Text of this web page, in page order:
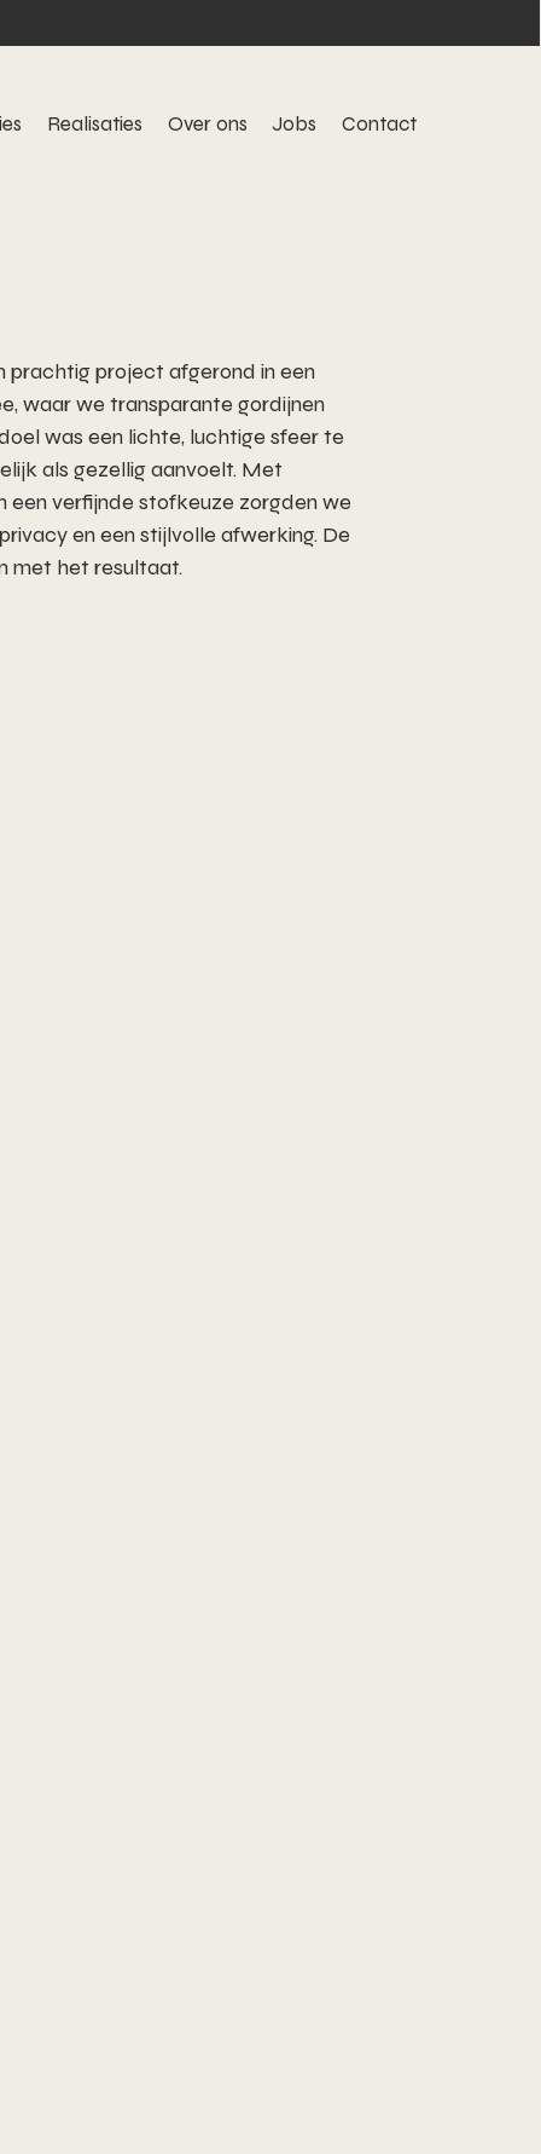
Realisaties Over ons Jobs Contact
prachtig project afgerond in een
waar we transparante gordijnen
was een lichte, luchtige sfeer te
als gezellig aanvoelt. Met
een verfijnde stofkeuze zorgden we
en een stijlvolle afwerking. De
met het resultaat.